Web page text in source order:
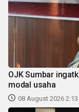
OJK Sumbar
modal usaha
08 August 2026 2:13